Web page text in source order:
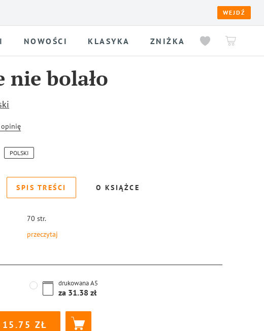
WEJDŹ
NOWOŚCI KLASYKA ZNIŻKA
nie bolało
opinię
POLSKI
SPIS TREŚCI O KSIĄŻCE
70 str.
przeczytaj
drukowanaA5
za 31.38
15.75